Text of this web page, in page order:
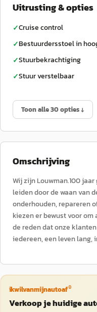
Uitrusting & opties
✓Cruise control
✓Bestuurdersstoel in
✓Stuurbekrachtiging
✓Stuur verstelbaar
Toon alle 30 opties ↓
Omschrijving
Wij zijn Louwman.100
leiden door de waan van
onderhouden, repareren
kiezen er bewust voor om
de reden dat onze
iedereen, een leven
ikwilvanmijnautoaf®
Verkoop je huidige